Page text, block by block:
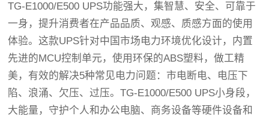
TG-E1000/E500 UPS功能强大，集智慧、安全、可靠于
一身，提升消费者在产品品质、观感、质感方面的使用
体验。这款UPS针对中国市场电力环境优化设计，内置
先进的MCU控制单元，使用环保的ABS塑料，做工精
美，有效的解决5种常见电力问题：市电断电、电压下
陷、浪涌、欠压、过压。TG-E1000/E500 UPS小身段，
大能量，守护个人和办公电脑、商务设备等硬件设备和